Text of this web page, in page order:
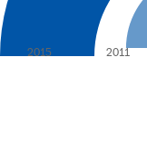
2015 2011